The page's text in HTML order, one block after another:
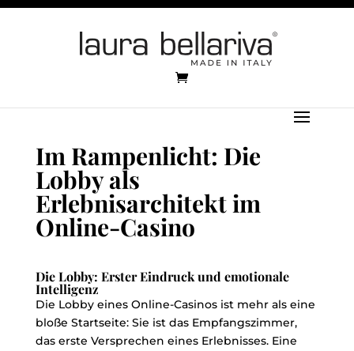
Im Rampenlicht: Die
Lobby als
Erlebnisarchitekt im
Online-Casino
Die Lobby: Erster Eindruck und emotionale
Intelligenz
Die Lobby eines Online-Casinos ist mehr als eine
bloße Startseite: Sie ist das Empfangszimmer,
das erste Versprechen eines Erlebnisses. Eine